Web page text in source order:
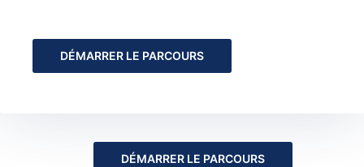
DÉMARRER LE PARCOURS
DÉMARRER LE PARCOURS